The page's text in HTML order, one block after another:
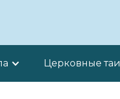
Церковные